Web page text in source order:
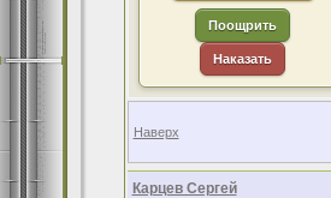
Поощрить
Наказать
Наверх
Карцев Сергей